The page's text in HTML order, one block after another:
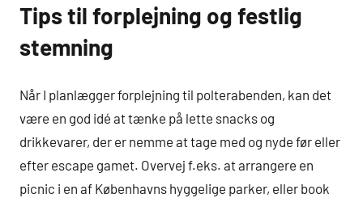
Tips til forplejning og festlig
stemning
Når I planlægger forplejning til polterabenden, kan det
være en god idé at tænke på lette snacks og
drikkevarer, der er nemme at tage med og nyde før eller
efter escape gamet. Overvej f.eks. at arrangere en
picnic i en af Københavns hyggelige parker, eller book